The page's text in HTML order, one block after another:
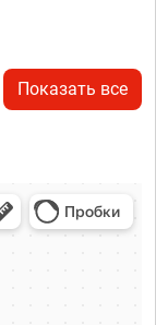
Показать все